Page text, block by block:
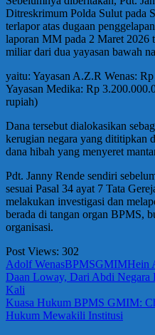
Ditreskrimum Polda Sulut pada
terlapor atas dugaan
laporan MM pada 2 Maret 2026
miliar dari dua yayasan bawah
yaitu: ​Yayasan A.Z.R Wenas:
​Yayasan Medika: Rp
rupiah)
​Dana tersebut dialokasikan
kerugian negara yang dititipkan
dana hibah yang menyeret
​Pdt. Janny Rende sendiri
sesuai Pasal 34 ayat 7 Tata
melakukan investigasi dan
berada di tangan organ BPMS,
organisasi.
Post Views: 302
Adolf WenasBPMSGMIMHein
Navigasi
pos
Previous
Post:
Daan Loway, Dari Abdi
Kali
Next
Post:
Kuasa Hukum BPMS GMIM:
Hukum Mewakili Institusi